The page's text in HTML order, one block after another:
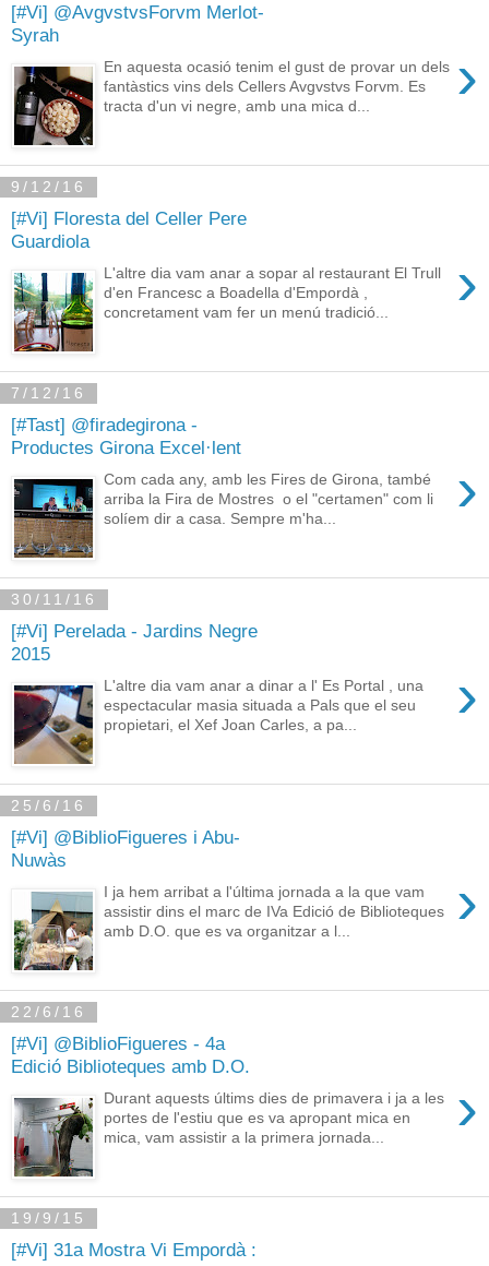
[#Vi] @AvgvstvsForvm Merlot-
Syrah
›
En aquesta ocasió tenim el gust de provar un dels
fantàstics vins dels Cellers Avgvstvs Forvm. Es
tracta d'un vi negre, amb una mica d...
9/12/16
[#Vi] Floresta del Celler Pere
Guardiola
›
L'altre dia vam anar a sopar al restaurant El Trull
d'en Francesc a Boadella d'Empordà ,
concretament vam fer un menú tradició...
7/12/16
[#Tast] @firadegirona -
Productes Girona Excel·lent
›
Com cada any, amb les Fires de Girona, també
arriba la Fira de Mostres o el "certamen" com li
solíem dir a casa. Sempre m'ha...
30/11/16
[#Vi] Perelada - Jardins Negre
2015
›
L'altre dia vam anar a dinar a l' Es Portal , una
espectacular masia situada a Pals que el seu
propietari, el Xef Joan Carles, a pa...
25/6/16
[#Vi] @BiblioFigueres i Abu-
Nuwàs
›
I ja hem arribat a l'última jornada a la que vam
assistir dins el marc de IVa Edició de Biblioteques
amb D.O. que es va organitzar a l...
22/6/16
[#Vi] @BiblioFigueres - 4a
Edició Biblioteques amb D.O.
›
Durant aquests últims dies de primavera i ja a les
portes de l'estiu que es va apropant mica en
mica, vam assistir a la primera jornada...
19/9/15
[#Vi] 31a Mostra Vi Empordà :